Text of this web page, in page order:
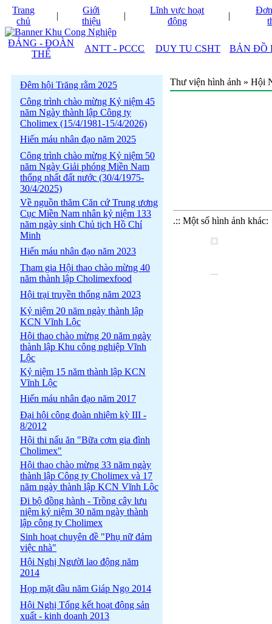
Trang
chủ
|
Giới
thiệu
|
Lĩnh vực hoạt
động
|
ĐẢNG - ĐOÀN
THỂ
ANTT - PCCC DUY TU CSHT BẢN ĐỒ
Đêm hội Trăng rằm 2025
Công trình chào mừng Kỷ niệm 45
năm Ngày thành lập Công ty
Cholimex (15/4/1981-15/4/2026)
Hiến máu nhân đạo năm 2025
Công trình chào mừng Kỷ niệm 50
năm Ngày Giải phóng Miền Nam
thống nhất đất nước (30/4/1975-
30/4/2025)
Về nguồn thăm Căn cứ Trung ương
Cục Miền Nam nhân kỷ niệm 133
năm ngày sinh Chủ tịch Hồ Chí
Minh
Hiến máu nhân đạo năm 2023
Tham gia Hội thao chào mừng 40
năm thành lập Cholimexfood
Hội trại truyền thống năm 2023
Kỷ niệm 20 năm ngày thành lập
KCN Vĩnh Lộc
Hội thao chào mừng 20 năm ngày
thành lập Khu công nghiệp Vĩnh
Lộc
Kỷ niệm 15 năm thành lập KCN
Vĩnh Lộc
Hiến máu nhân đạo năm 2017
Đại hội công đoàn nhiệm kỳ III -
8/2012
Hội thi nấu ăn "Bữa cơm gia đình
Cholimex"
Hội thao chào mừng 33 năm ngày
thành lập Công ty Cholimex và 17
năm ngày thành lập KCN Vĩnh Lộc
Đi bộ đồng hành - Trồng cây lưu
niệm kỷ niệm 30 năm ngày thành
lập công ty Cholimex
Sinh hoạt chuyên đề "Phụ nữ đảm
việc nhà"
Hội Nghị Người lao động năm
2014
Họp mặt đầu năm Giáp Ngọ 2014
Hội Nghị Tổng kết hoạt động sản
xuất - kinh doanh 2013
Thư viện hình ảnh » Hội
.:: Một số hình ảnh khác: